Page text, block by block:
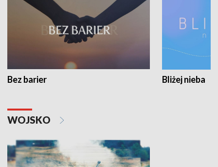
Bez barier Bliżej nieba
WOJSKO